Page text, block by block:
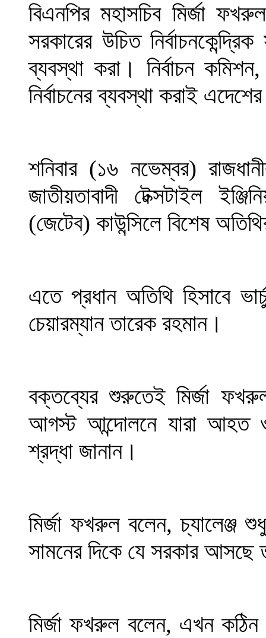
বিএনপির মহাসচিব মির্জা
সরকারের উচিত
ব্যবস্থা করা। নির্বাচন
নির্বাচনের ব্যবস্থা করাই
শনিবার (১৬ নভেম্বর)
জাতীয়তাবাদী টেক্সটাইল
(জেটেব) কাউন্সিলে বিশেষ
এতে প্রধান অতিথি হিসাবে
চেয়ারম্যান তারেক রহমান।
বক্তব্যের শুরুতেই মির্জা
আগস্ট আন্দোলনে যারা আহত
শ্রদ্ধা জানান।
মির্জা ফখরুল বলেন, চ্যালেঞ্জ
সামনের দিকে যে সরকার আসছে
মির্জা ফখরুল বলেন, এখন